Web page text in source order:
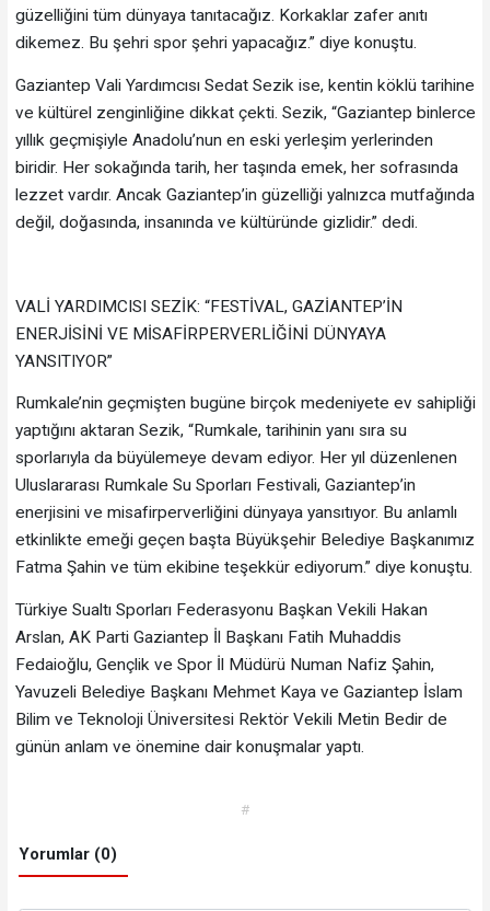
güzelliğini tüm dünyaya tanıtacağız. Korkaklar zafer anıtı
dikemez. Bu şehri spor şehri yapacağız.” diye konuştu.
Gaziantep Vali Yardımcısı Sedat Sezik ise, kentin köklü tarihine
ve kültürel zenginliğine dikkat çekti. Sezik, “Gaziantep binlerce
yıllık geçmişiyle Anadolu’nun en eski yerleşim yerlerinden
biridir. Her sokağında tarih, her taşında emek, her sofrasında
lezzet vardır. Ancak Gaziantep’in güzelliği yalnızca mutfağında
değil, doğasında, insanında ve kültüründe gizlidir.” dedi.
VALİ YARDIMCISI SEZİK: “FESTİVAL, GAZİANTEP’İN
ENERJİSİNİ VE MİSAFİRPERVERLİĞİNİ DÜNYAYA
YANSITIYOR”
Rumkale’nin geçmişten bugüne birçok medeniyete ev sahipliği
yaptığını aktaran Sezik, “Rumkale, tarihinin yanı sıra su
sporlarıyla da büyülemeye devam ediyor. Her yıl düzenlenen
Uluslararası Rumkale Su Sporları Festivali, Gaziantep’in
enerjisini ve misafirperverliğini dünyaya yansıtıyor. Bu anlamlı
etkinlikte emeği geçen başta Büyükşehir Belediye Başkanımız
Fatma Şahin ve tüm ekibine teşekkür ediyorum.” diye konuştu.
Türkiye Sualtı Sporları Federasyonu Başkan Vekili Hakan
Arslan, AK Parti Gaziantep İl Başkanı Fatih Muhaddis
Fedaioğlu, Gençlik ve Spor İl Müdürü Numan Nafiz Şahin,
Yavuzeli Belediye Başkanı Mehmet Kaya ve Gaziantep İslam
Bilim ve Teknoloji Üniversitesi Rektör Vekili Metin Bedir de
günün anlam ve önemine dair konuşmalar yaptı.
#
Yorumlar (0)